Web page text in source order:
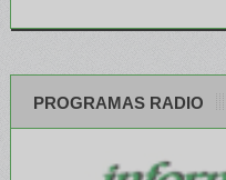
PROGRAMAS RADIO